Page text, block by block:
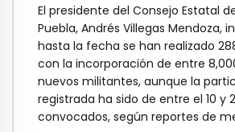
El presidente del Consejo Estatal
Puebla, Andrés Villegas Mendoza,
hasta la fecha se han realizado
con la incorporación de entre
nuevos militantes, aunque la
registrada ha sido de entre el 10 y
convocados, según reportes de